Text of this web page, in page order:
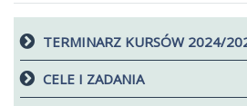
TERMINARZ KURSÓW 2024/
CELE I ZADANIA